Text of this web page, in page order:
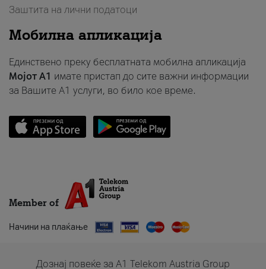
Заштита на лични податоци
Мобилна апликација
Единствено преку бесплатната мобилна апликација
Мојот A1 имате пристап до сите важни информации
за Вашите A1 услуги, во било кое време.
Member of
Начини на плаќање
Дознај повеќе за A1 Telekom Austria Group